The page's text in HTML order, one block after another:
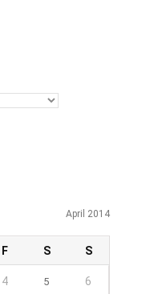
April 2014
F S S
4 5 6